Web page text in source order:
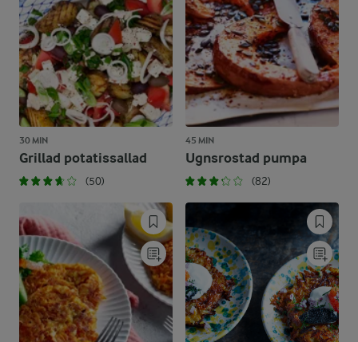
30 MIN
Grillad potatissallad
(50)
45 MIN
Ugnsrostad pumpa
(82)